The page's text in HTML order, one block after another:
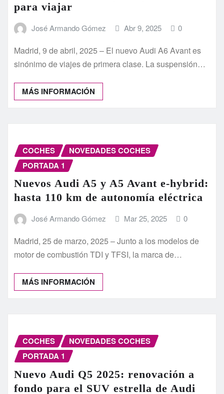
para viajar
José Armando Gómez Abr 9, 2025 0
Madrid, 9 de abril, 2025 – El nuevo Audi A6 Avant es
sinónimo de viajes de primera clase. La suspensión…
MÁS INFORMACIÓN
COCHES
NOVEDADES COCHES
PORTADA 1
Nuevos Audi A5 y A5 Avant e-hybrid:
hasta 110 km de autonomía eléctrica
José Armando Gómez Mar 25, 2025 0
Madrid, 25 de marzo, 2025 – Junto a los modelos de
motor de combustión TDI y TFSI, la marca de…
MÁS INFORMACIÓN
COCHES
NOVEDADES COCHES
PORTADA 1
Nuevo Audi Q5 2025: renovación a
fondo para el SUV estrella de Audi